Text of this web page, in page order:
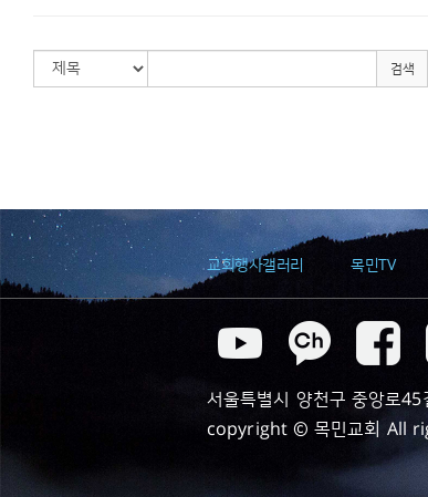
검색
교회행사갤러리 목민TV
서울특별시 양천구 중앙로
copyright © 목민교회 All